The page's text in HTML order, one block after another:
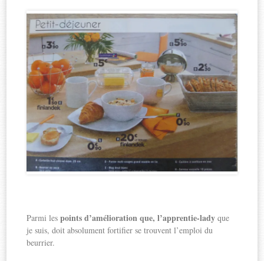
Parmi lespoints d’amélioration que, l’apprentie-lady que
je suis, doit absolument fortifier se trouvent l’emploi du
beurrier.